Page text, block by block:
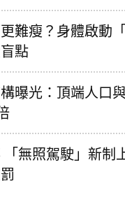
難瘦？身體啟動「
點
曝光：頂端人口
無照駕駛」新制